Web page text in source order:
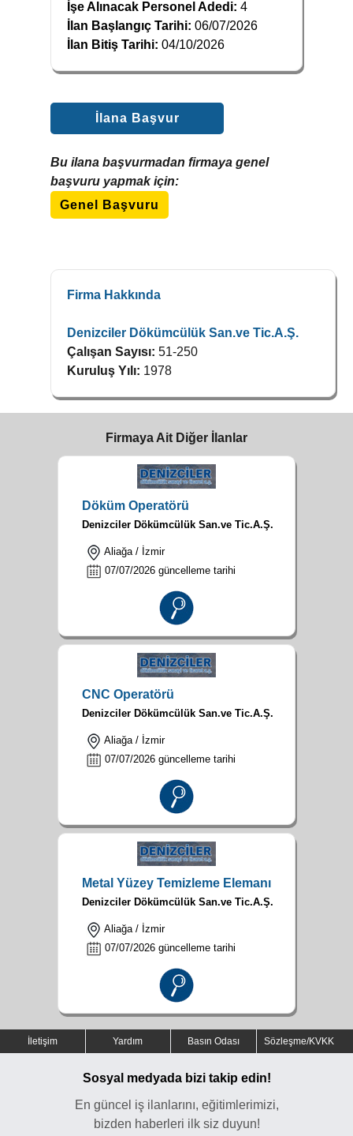
İşe Alınacak Personel Adedi: 4
İlan Başlangıç Tarihi: 06/07/2026
İlan Bitiş Tarihi: 04/10/2026
İlana Başvur
Bu ilana başvurmadan firmaya genel
başvuru yapmak için:
Genel Başvuru
Firma Hakkında
Denizciler Dökümcülük San.ve Tic.A.Ş.
Çalışan Sayısı: 51-250
Kuruluş Yılı: 1978
Firmaya Ait Diğer İlanlar
Döküm Operatörü
Denizciler Dökümcülük San.ve Tic.A.Ş.
Aliağa / İzmir
07/07/2026 güncelleme tarihi
CNC Operatörü
Denizciler Dökümcülük San.ve Tic.A.Ş.
Aliağa / İzmir
07/07/2026 güncelleme tarihi
Metal Yüzey Temizleme Elemanı
Denizciler Dökümcülük San.ve Tic.A.Ş.
Aliağa / İzmir
07/07/2026 güncelleme tarihi
İletişim Yardım Basın Odası Sözleşme/KVKK
Sosyal medyada bizi takip edin!
En güncel iş ilanlarını, eğitimlerimizi,
bizden haberleri ilk siz duyun!